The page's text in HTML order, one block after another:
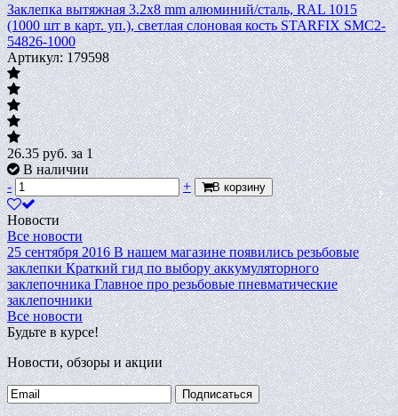
Заклепка вытяжная 3.2х8 mm алюминий/сталь, RAL 1015
(1000 шт в карт. уп.), светлая слоновая кость STARFIX SMC2-
54826-1000
Артикул: 179598
26.35руб.за 1
В наличии
-
+ В корзину
Новости
Все новости
25 сентября 2016 В нашем магазине появились резьбовые
заклепки Краткий гид по выбору аккумуляторного
заклепочника Главное про резьбовые пневматические
заклепочники
Все новости
Будьте в курсе!
Новости, обзоры и акции
Подписаться